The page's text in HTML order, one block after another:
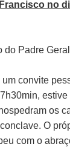
no
do Padre
convite
os
O
com o